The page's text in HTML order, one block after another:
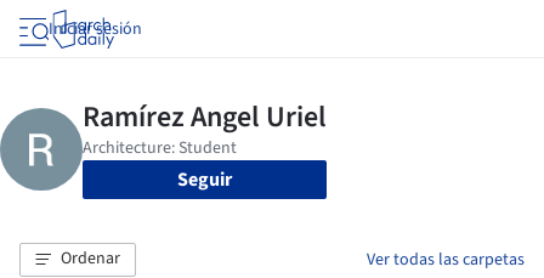
Iniciar sesión
Seguir
Ordenar Ver todas las carpetas